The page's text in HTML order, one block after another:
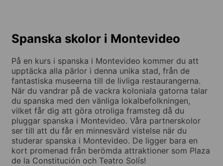
Spanska skolor i Montevideo
På en kurs i spanska i Montevideo kommer du att
upptäcka alla pärlor i denna unika stad, från de
fantastiska museerna till de livliga restaurangerna.
När du vandrar på de vackra koloniala gatorna talar
du spanska med den vänliga lokalbefolkningen,
vilket får dig att göra otroliga framsteg då du
pluggar spanska i Montevideo. Våra partnerskolor
ser till att du får en minnesvärd vistelse när du
studerar spanska i Montevideo. De ligger bara en
kort promenad från berömda attraktioner som Plaza
de la Constitución och Teatro Solís!